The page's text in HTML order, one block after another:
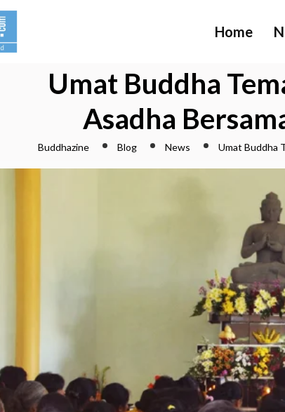
Home
Umat Buddha
Asadha
Buddhazine Blog News Umat Buddha